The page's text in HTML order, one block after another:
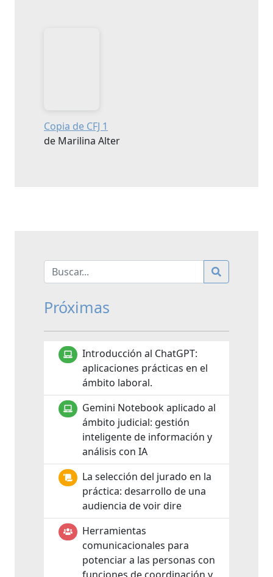
Copia de CFJ 1
de Marilina Alter
Próximas
Introducción al ChatGPT:
aplicaciones prácticas en el
ámbito laboral.
Gemini Notebook aplicado al
ámbito judicial: gestión
inteligente de información y
análisis con IA
La selección del jurado en la
práctica: desarrollo de una
audiencia de voir dire
Herramientas
comunicacionales para
potenciar a las personas con